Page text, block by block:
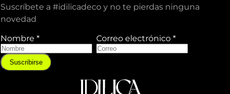
Suscríbete a #idilicadeco y no te pierdas ninguna
novedad
C
o
r
Nombre * Correo electrónico *
Suscribirse